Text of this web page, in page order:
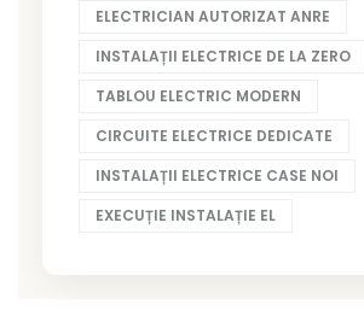
ELECTRICIAN AUTORIZAT ANRE
INSTALAȚII ELECTRICE DE LA ZERO
TABLOU ELECTRIC MODERN
CIRCUITE ELECTRICE DEDICATE
INSTALAȚII ELECTRICE CASE NOI
EXECUȚIE INSTALAȚIE EL